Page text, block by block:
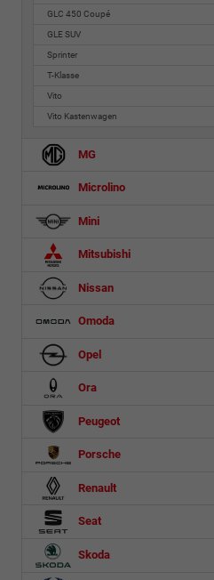
GLC 450 Coupé
GLE SUV
Sprinter
T-Klasse
Vito
Vito Kastenwagen
MG
Microlino
Mini
Mitsubishi
Nissan
Omoda
Opel
Ora
Peugeot
Porsche
Renault
Seat
Skoda